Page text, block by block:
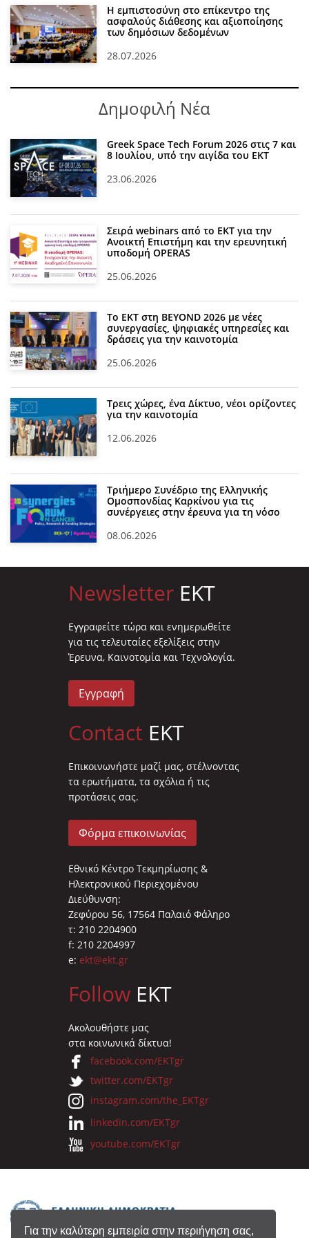
Για την καλύτερη εμπειρία στην περιήγηση σας,
Η εμπιστοσύνη στο επίκεντρο της
ασφαλούς διάθεσης και αξιοποίησης
των δημόσιων δεδομένων
28.07.2026
Δημοφιλή Νέα
Greek Space Tech Forum 2026 στις 7 και
8 Ιουλίου, υπό την αιγίδα του ΕΚΤ
23.06.2026
Σειρά webinars από το ΕΚΤ για την
Ανοικτή Επιστήμη και την ερευνητική
υποδομή OPERAS
25.06.2026
Το ΕΚΤ στη BEYOND 2026 με νέες
συνεργασίες, ψηφιακές υπηρεσίες και
δράσεις για την καινοτομία
25.06.2026
Τρεις χώρες, ένα Δίκτυο, νέοι ορίζοντες
για την καινοτομία
12.06.2026
Τριήμερο Συνέδριο της Ελληνικής
Ομοσπονδίας Καρκίνου για τις
συνέργειες στην έρευνα για τη νόσο
08.06.2026
Newsletter EKT
Eγγραφείτε τώρα και ενημερωθείτε
για τις τελευταίες εξελίξεις στην
Έρευνα, Καινοτομία και Τεχνολογία.
Εγγραφή
Contact EKT
Επικοινωνήστε μαζί μας, στέλνοντας
τα ερωτήματα, τα σχόλια ή τις
προτάσεις σας.
Φόρμα επικοινωνίας
Εθνικό Κέντρο Τεκμηρίωσης &
Ηλεκτρονικού Περιεχομένου
Διεύθυνση:
Ζεφύρου 56, 17564 Παλαιό Φάληρο
τ: 210 2204900
f: 210 2204997
e: ekt@ekt.gr
Follow EKT
Ακολουθήστε μας
στα κοινωνικά δίκτυα!
facebook.com/EKTgr
twitter.com/EKTgr
instagram.com/the_EKTgr
linkedin.com/EKTgr
youtube.com/EKTgr